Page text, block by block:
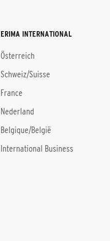
ERIMA INTERNATIONAL
Österreich
Schweiz/Suisse
France
Nederland
Belgique/België
International Business